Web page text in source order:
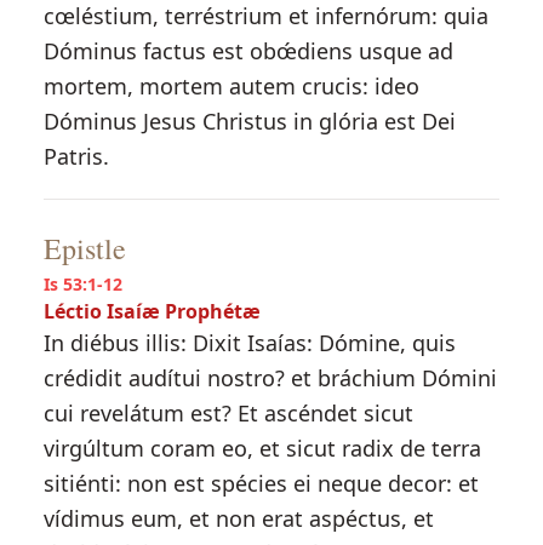
cœléstium, terréstrium et infernórum: quia
Dóminus factus est obœ́diens usque ad
mortem, mortem autem crucis: ideo
Dóminus Jesus Christus in glória est Dei
Patris.
Epistle
Is 53:1-12
Léctio Isaíæ Prophétæ
In diébus illis: Dixit Isaías: Dómine, quis
crédidit audítui nostro? et bráchium Dómini
cui revelátum est? Et ascéndet sicut
virgúltum coram eo, et sicut radix de terra
sitiénti: non est spécies ei neque decor: et
vídimus eum, et non erat aspéctus, et